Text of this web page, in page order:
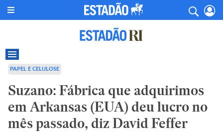
PAPEL E CELULOSE
Suzano: Fábrica que adquirimos
em Arkansas (EUA) deu lucro no
mês passado, diz David Feffer